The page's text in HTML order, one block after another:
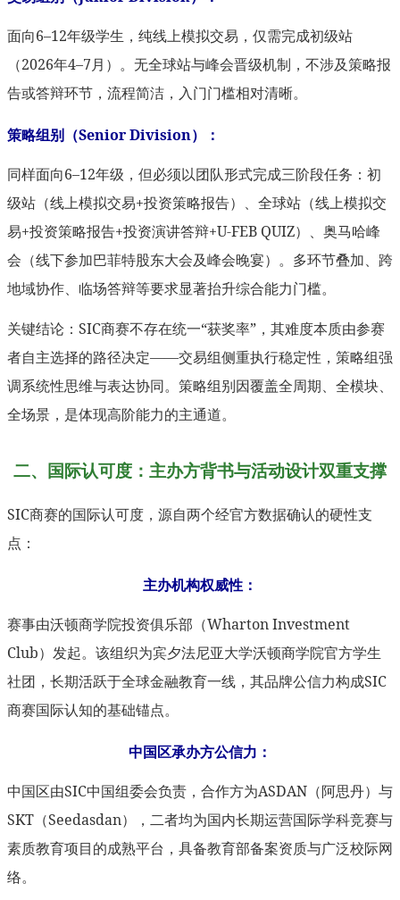
面向6–12年级学生，纯线上模拟交易，仅需完成初级站
（2026年4–7月）。无全球站与峰会晋级机制，不涉及策略报
告或答辩环节，流程简洁，入门门槛相对清晰。
策略组别（Senior Division）：
同样面向6–12年级，但必须以团队形式完成三阶段任务：初
级站（线上模拟交易+投资策略报告）、全球站（线上模拟交
易+投资策略报告+投资演讲答辩+U-FEB QUIZ）、奥马哈峰
会（线下参加巴菲特股东大会及峰会晚宴）。多环节叠加、跨
地域协作、临场答辩等要求显著抬升综合能力门槛。
关键结论：SIC商赛不存在统一“获奖率”，其难度本质由参赛
者自主选择的路径决定——交易组侧重执行稳定性，策略组强
调系统性思维与表达协同。策略组别因覆盖全周期、全模块、
全场景，是体现高阶能力的主通道。
二、国际认可度：主办方背书与活动设计双重支撑
SIC商赛的国际认可度，源自两个经官方数据确认的硬性支
点：
主办机构权威性：
赛事由沃顿商学院投资俱乐部（Wharton Investment
Club）发起。该组织为宾夕法尼亚大学沃顿商学院官方学生
社团，长期活跃于全球金融教育一线，其品牌公信力构成SIC
商赛国际认知的基础锚点。
中国区承办方公信力：
中国区由SIC中国组委会负责，合作方为ASDAN（阿思丹）与
SKT（Seedasdan），二者均为国内长期运营国际学科竞赛与
素质教育项目的成熟平台，具备教育部备案资质与广泛校际网
络。